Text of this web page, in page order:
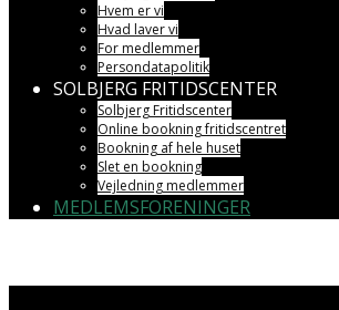
Hvem er vi
Hvad laver vi
For medlemmer
Persondatapolitik
SOLBJERG FRITIDSCENTER
Solbjerg Fritidscenter
Online bookning fritidscentret
Bookning af hele huset
Slet en bookning
Vejledning medlemmer
MEDLEMSFORENINGER